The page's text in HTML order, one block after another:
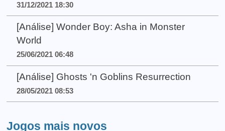
31/12/2021 18:30
[Análise] Wonder Boy: Asha in Monster
World
25/06/2021 06:48
[Análise] Ghosts 'n Goblins Resurrection
28/05/2021 08:53
Jogos mais novos